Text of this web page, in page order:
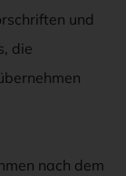
und
die
nach dem